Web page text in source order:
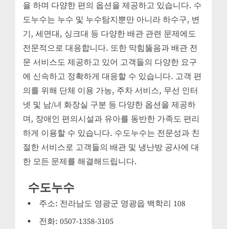
을 하며 다양한 편의 옵션을 제공하고 있습니다. 수
도누수는 누수 및 누수탐지뿐만 아니라 하수구, 변
기, 세면대, 싱크대 등 다양한 배관 관련 문제에도
전문적으로 대응합니다. 또한 막힘뚫음과 배관 전
문 서비스도 제공하고 있어 고객들의 다양한 요구
에 신속하고 정확하게 대응할 수 있습니다. 고객 편
의를 위해 단체 이용 가능, 주차 서비스, 무선 인터
넷 및 남/녀 화장실 구분 등 다양한 옵션을 제공하
며, 장애인 편의시설과 유아를 동반한 가족도 편리
하게 이용할 수 있습니다. 수도누수는 전문성과 친
절한 서비스로 고객들의 배관 및 냉난방 공사에 대
한 모든 문제를 해결해드립니다.
수도누수
주소: 전라남도 영광군 영광읍 백학리 108
전화: 0507-1358-3105